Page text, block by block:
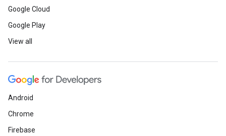
Google Cloud
Google Play
View all
Android
Chrome
Firebase